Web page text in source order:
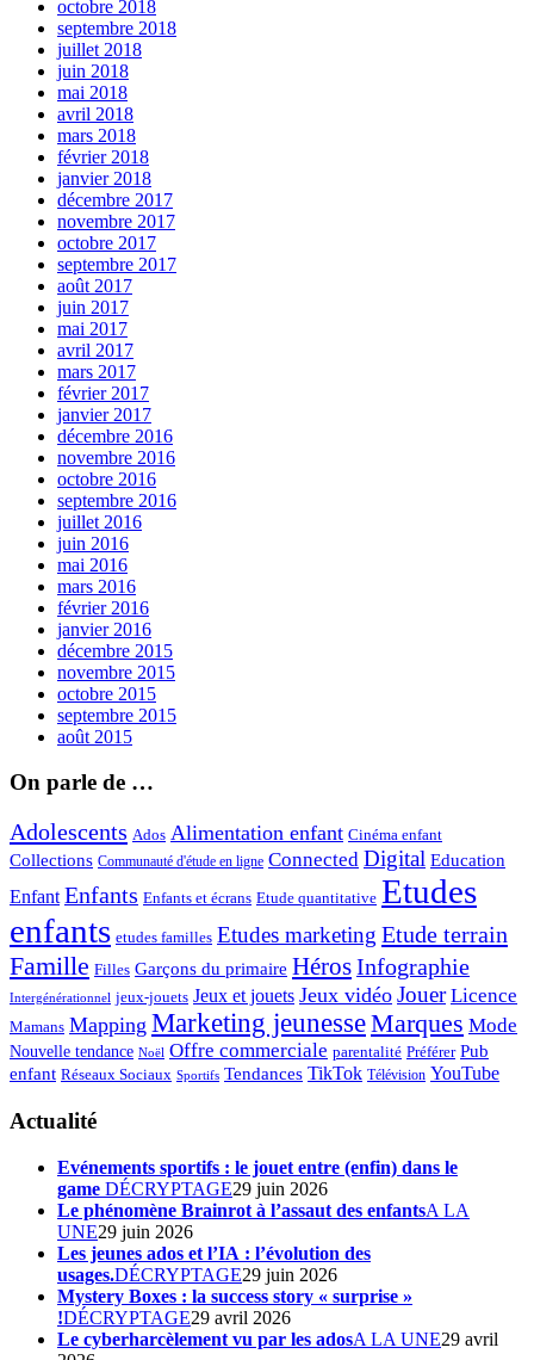
octobre 2018
septembre 2018
juillet 2018
juin 2018
mai 2018
avril 2018
mars 2018
février 2018
janvier 2018
décembre 2017
novembre 2017
octobre 2017
septembre 2017
août 2017
juin 2017
mai 2017
avril 2017
mars 2017
février 2017
janvier 2017
décembre 2016
novembre 2016
octobre 2016
septembre 2016
juillet 2016
juin 2016
mai 2016
mars 2016
février 2016
janvier 2016
décembre 2015
novembre 2015
octobre 2015
septembre 2015
août 2015
On parle de …
Adolescents Ados Alimentation enfant Cinéma enfant
Collections Communauté d'étude en ligne Connected Digital Education
Enfant Enfants Enfants et écrans Etude quantitative Etudes
enfants etudes familles Etudes marketing Etude terrain
Famille Filles Garçons du primaire HérosInfographie
Intergénérationnel jeux-jouets Jeux et jouets Jeux vidéo Jouer Licence
Mamans Mapping Marketing jeunesseMarques Mode
Nouvelle tendance Noël Offre commerciale parentalité Préférer Pub
enfant Réseaux Sociaux Sportifs Tendances TikTok Télévision YouTube
Actualité
Evénements sportifs : le jouet entre (enfin) dans le
game DÉCRYPTAGE29 juin 2026
Le phénomène Brainrot à l’assaut des enfantsA LA
UNE29 juin 2026
Les jeunes ados et l’IA : l’évolution des
usages.DÉCRYPTAGE29 juin 2026
Mystery Boxes : la success story « surprise »
!DÉCRYPTAGE29 avril 2026
Le cyberharcèlement vu par les adosA LA UNE29 avril